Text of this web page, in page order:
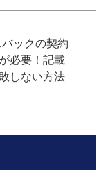
バックの契約
必要！記載
しない方法